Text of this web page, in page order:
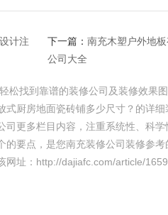
计注
下一篇： 南充木塑户外地
公司大全
松找到靠谱的装修公司及装修效果
厨房地面瓷砖铺多少尺寸？的详
更多栏目内容，注重系统性、科
要点，是您南充装修公司装修参考
网址：http://dajiafc.com/article/